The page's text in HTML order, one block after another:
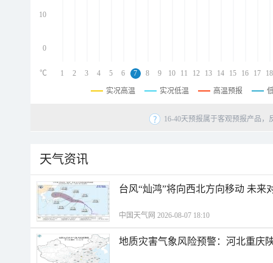
10
0
1 2 3 4 5 6 7 8 9 10 11 12 13 14 15 16 17 18
℃
实况高温 实况低温 高温预报
16-40天预报属于客观预报产品
天气资讯
台风“灿鸿”将向西北方向移动 未来
中国天气网 2026-08-07 18:10
地质灾害气象风险预警：河北重庆